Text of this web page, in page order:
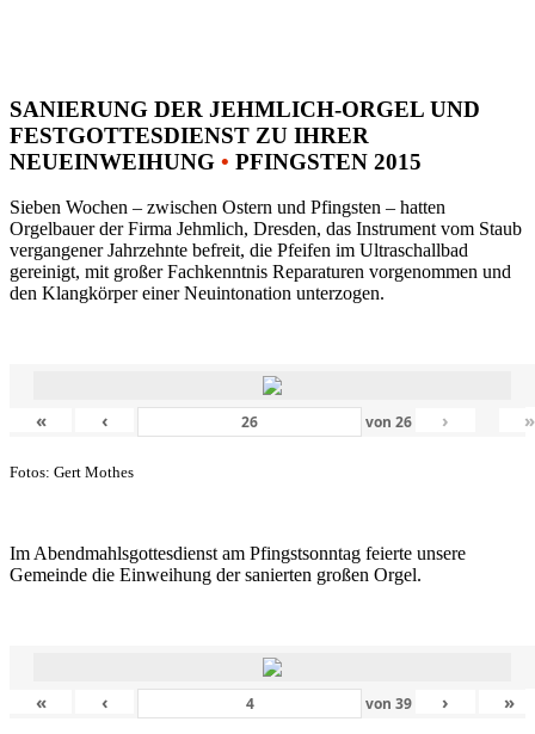
SANIERUNG DER JEHMLICH-ORGEL UND
FESTGOTTESDIENST ZU IHRER
NEUEINWEIHUNG • PFINGSTEN 2015
Sieben Wochen – zwischen Ostern und Pfingsten – hatten
Orgelbauer der Firma Jehmlich, Dresden, das Instrument vom Staub
vergangener Jahrzehnte befreit, die Pfeifen im Ultraschallbad
gereinigt, mit großer Fachkenntnis Reparaturen vorgenommen und
den Klangkörper einer Neuintonation unterzogen.
« ‹ von26 › »
Fotos: Gert Mothes
Im Abendmahlsgottesdienst am Pfingstsonntag feierte unsere
Gemeinde die Einweihung der sanierten großen Orgel.
« ‹ von39 › »